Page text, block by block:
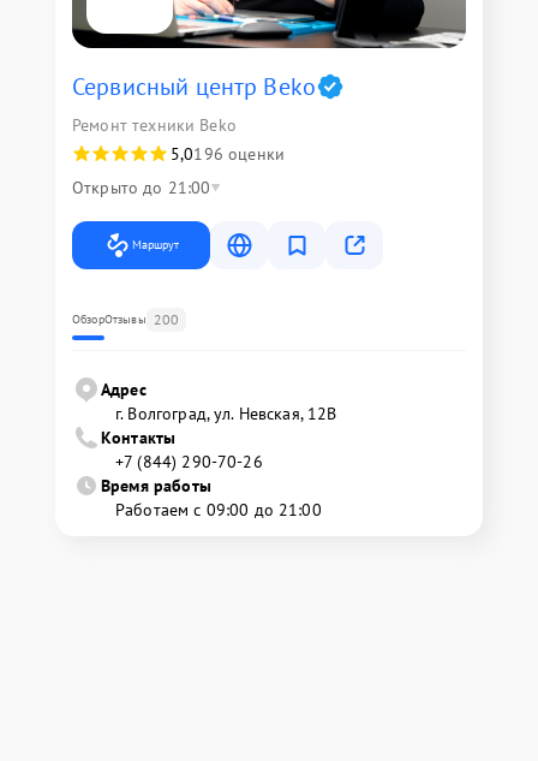
Сервисный центр Beko
Ремонт техники Beko
5,0196 оценки
Открыто до 21:00
Маршрут
ОбзорОтзывы 200
Адрес
г. Волгоград, ул. Невская, 12В
Контакты
+7 (844) 290-70-26
Время работы
Работаем с 09:00 до 21:00